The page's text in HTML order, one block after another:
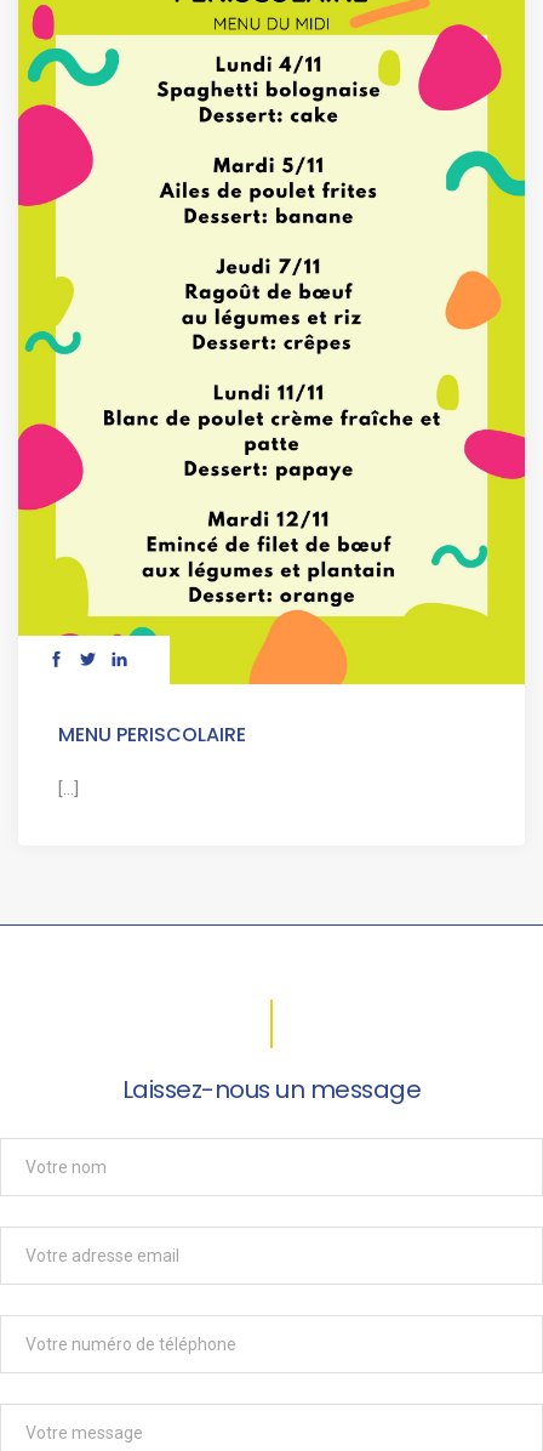
MENU PERISCOLAIRE
[...]
Laissez-nous un message